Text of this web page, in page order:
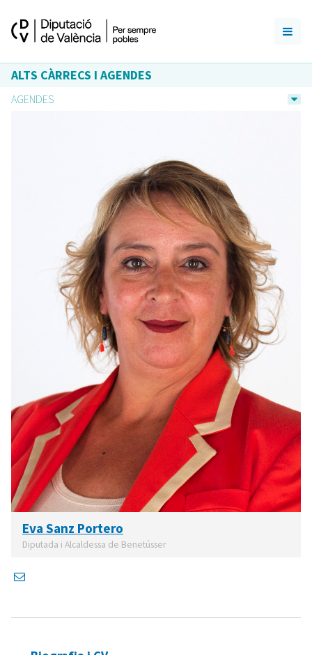
ALTS CÀRRECS I AGENDES
AGENDES
Eva Sanz Portero
Diputada i Alcaldessa de Benetússer